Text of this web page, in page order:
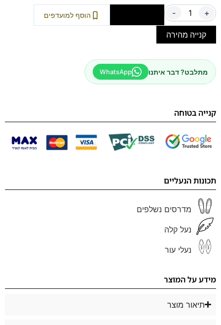
- + הוסף למועדפים
קנייה מהירה
מתלבט? דבר איתנו WhatsApp
קנייה בטוחה
תכונות הנעליים
מדרסים נשלפים
נעל קלה
נעלי עור
מידע על המוצר
תיאור מוצר